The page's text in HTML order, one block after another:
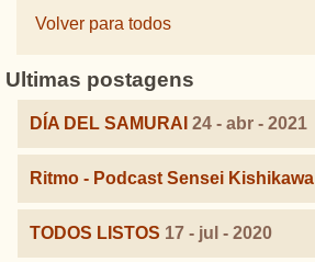
Volver para todos
Ultimas postagens
DÍA DEL SAMURAI 24 - abr - 2021
Ritmo - Podcast Sensei Kishikawa
TODOS LISTOS 17 - jul - 2020